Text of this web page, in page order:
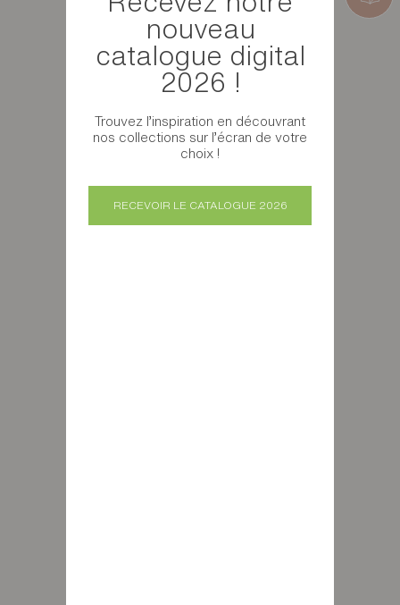
nouveau
catalogue digital
2026 !
Trouvez l’inspiration en découvrant
nos collections sur l’écran de votre
choix !
RECEVOIR LE CATALOGUE 2026